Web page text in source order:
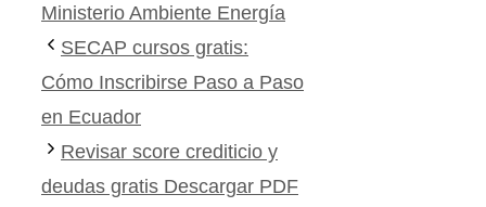
Ministerio Ambiente Energía
SECAP cursos gratis:
Cómo Inscribirse Paso a Paso
en Ecuador
Revisar score crediticio y
deudas gratis Descargar PDF